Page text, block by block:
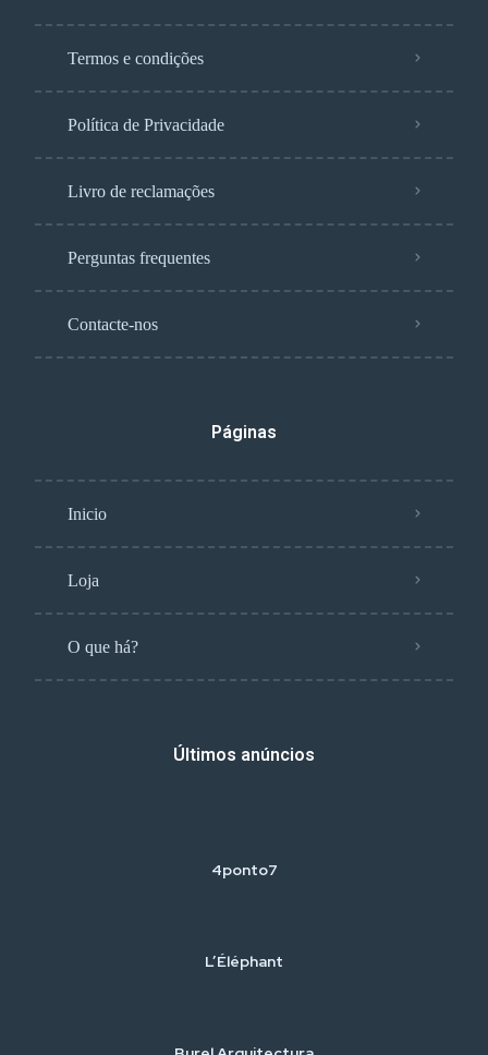
Termos e condições
Política de Privacidade
Livro de reclamações
Perguntas frequentes
Contacte-nos
Páginas
Inicio
Loja
O que há?
Últimos anúncios
4ponto7
L’Éléphant